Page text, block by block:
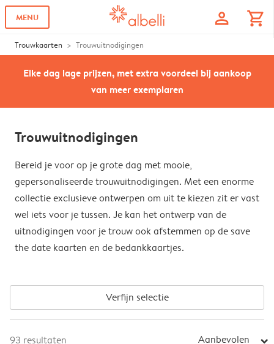
MENU profile shopping_cart
Trouwkaarten Trouwuitnodigingen
Elke dag lage prijzen, met extra voordeel bij aankoop
van meer exemplaren
Trouwuitnodigingen
Bereid je voor op je grote dag met mooie,
gepersonaliseerde trouwuitnodigingen. Met een enorme
collectie exclusieve ontwerpen om uit te kiezen zit er vast
wel iets voor je tussen. Je kan het ontwerp van de
uitnodigingen voor je trouw ook afstemmen op de save
the date kaarten en de bedankkaartjes.
Verfijn selectie
93 resultaten Aanbevolen arrow_right